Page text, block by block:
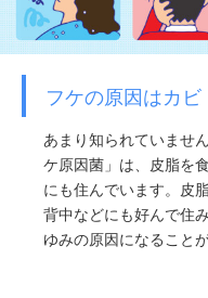
フケの原因はカビ
あまり知られていませ
ケ原因菌」は、皮脂を
にも住んでいます。皮
背中などにも好んで住
ゆみの原因になること